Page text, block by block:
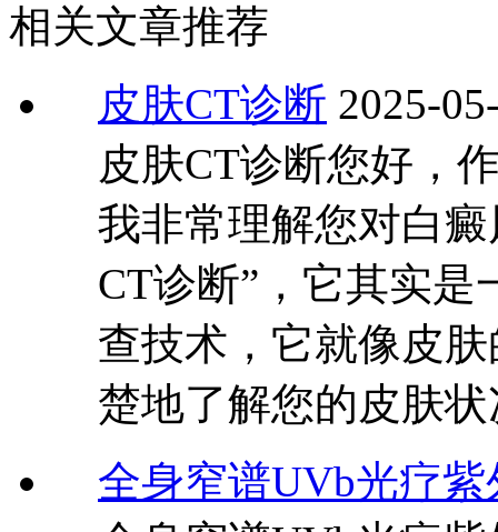
相关文章推荐
皮肤CT诊断 2025-
皮肤CT诊断您好，
我非常理解您对白
CT诊断”，它其实是
查技术，它就像皮
楚地了解您的皮肤
全身窄谱UVb光疗